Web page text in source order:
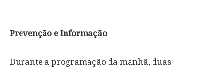
Prevenção e Informação
Durante a programação da manhã, duas